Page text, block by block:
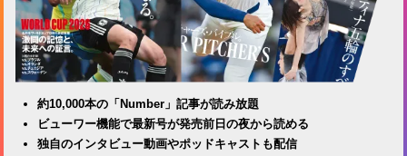
約10,000本の「Number」記事が読み放題
ビューワー機能で最新号が発売前日の夜から読める
独自のインタビュー動画やポッドキャストも配信